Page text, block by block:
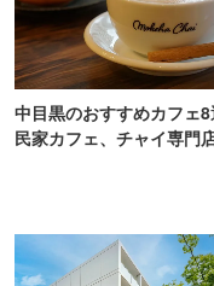
中目黒のおすすめカフェ
民家カフェ、チャイ専門